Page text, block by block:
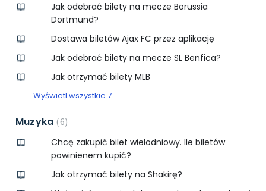
Jak odebrać bilety na mecze Borussia
Dortmund?
Dostawa biletów Ajax FC przez aplikację
Jak odebrać bilety na mecze SL Benfica?
Jak otrzymać bilety MLB
Wyświetl wszystkie 7
Muzyka 6
Chcę zakupić bilet wielodniowy. Ile biletów
powinienem kupić?
Jak otrzymać bilety na Shakirę?